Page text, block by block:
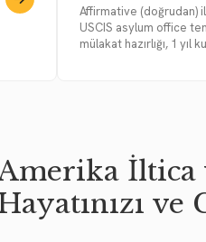
Affirmative (doğrudan)
USCIS asylum office
mülakat hazırlığı, 1 yıl
İltica